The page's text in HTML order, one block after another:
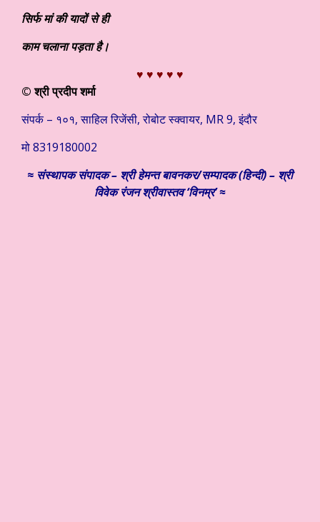
सिर्फ मां की यादों से ही
काम चलाना पड़ता है।
♥ ♥ ♥ ♥ ♥
© श्री प्रदीप शर्मा
संपर्क – १०१, साहिल रिजेंसी, रोबोट स्क्वायर, MR 9, इंदौर
मो 8319180002
≈ संस्थापक संपादक – श्री हेमन्त बावनकर/सम्पादक (हिन्दी) – श्री
विवेक रंजन श्रीवास्तव ‘विनम्र’ ≈